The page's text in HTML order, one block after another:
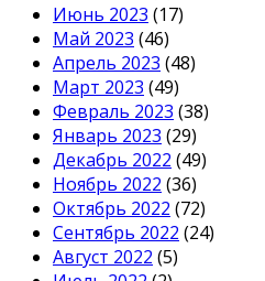
Июнь 2023 (17)
Май 2023 (46)
Апрель 2023 (48)
Март 2023 (49)
Февраль 2023 (38)
Январь 2023 (29)
Декабрь 2022 (49)
Ноябрь 2022 (36)
Октябрь 2022 (72)
Сентябрь 2022 (24)
Август 2022 (5)